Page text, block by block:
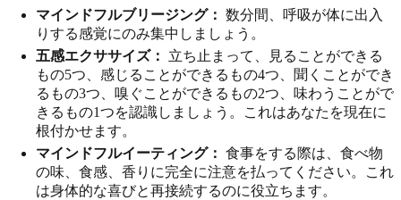
マインドフルブリージング： 数分間、呼吸が体に出入
りする感覚にのみ集中しましょう。
五感エクササイズ：
立ち止まって、見ることができる
もの5つ、感じることができるもの4つ、聞くことができ
るもの3つ、嗅ぐことができるもの2つ、味わうことがで
きるもの1つを認識しましょう。これはあなたを現在に
根付かせます。
マインドフルイーティング： 食事をする際は、食べ物
の味、食感、香りに完全に注意を払ってください。これ
は身体的な喜びと再接続するのに役立ちます。